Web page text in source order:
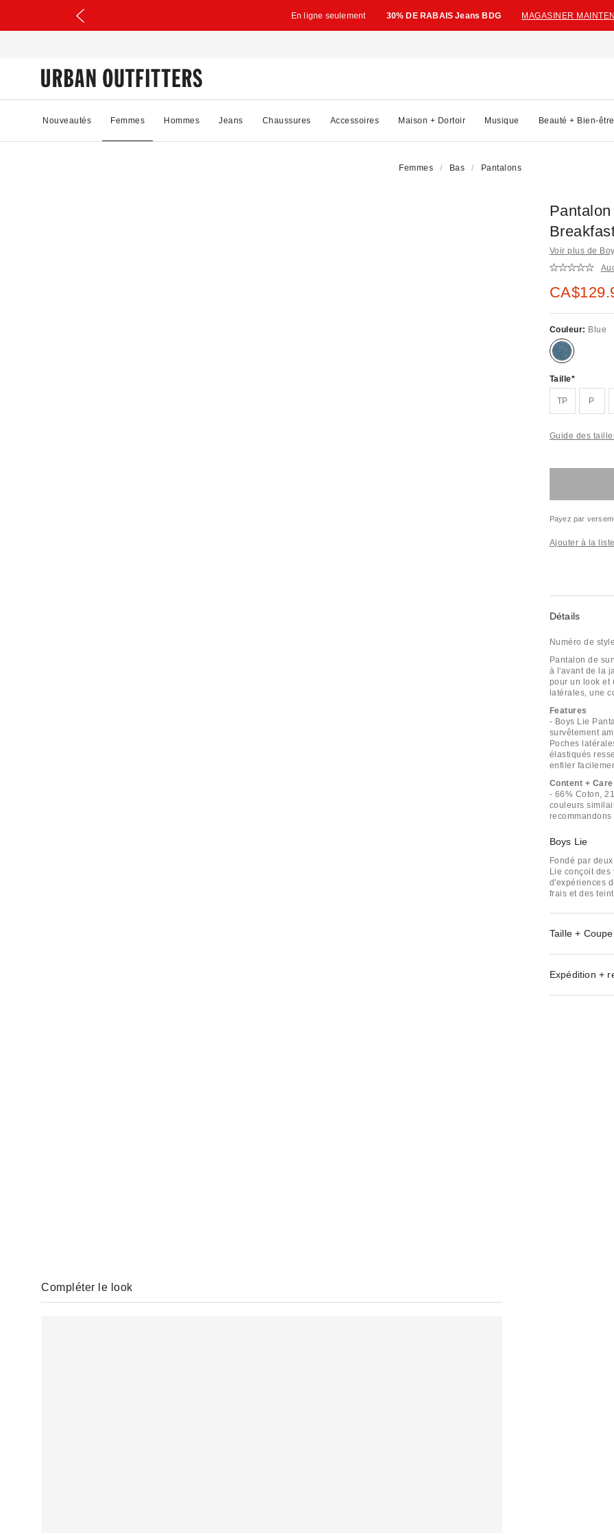
En ligne seulement 30% DE RABAIS Jeans BDG MAGASINER
Nouveautés Femmes Hommes Jeans Chaussures Accessoires Maison + Dortoir Musique Beauté + Bien-être
Femmes Bas Pantalons
Voir plus de
Prix
Couleur: Blue
Taille
TP P
Guide des
Payez par
Ajouter à la
Détails
Numéro de style
Pantalon de
à l'avant de la
pour un look et
latérales, une
Features
- Boys Lie
survêtement
Poches
élastiqués
enfiler
Content + Care
- 66% Coton,
couleurs
Boys Lie
Fondé par
Lie conçoit
d'expériences
frais et des
Taille + Coupe
Expédition +
Compléter le look